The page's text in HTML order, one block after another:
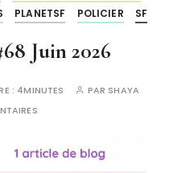
PLANETSF POLICIER SF
Juin 2026
: 4MINUTES PAR SHAYA